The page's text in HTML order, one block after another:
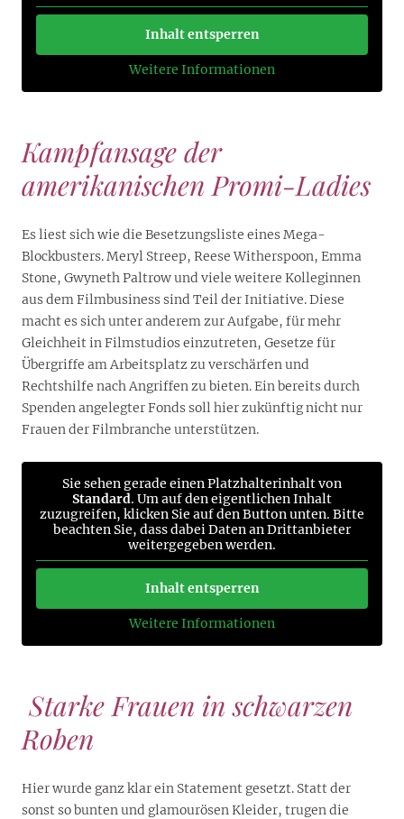
Inhalt entsperren
Weitere Informationen
Kampfansage der
amerikanischen Promi-Ladies
Es liest sich wie die Besetzungsliste eines Mega-
Blockbusters. Meryl Streep, Reese Witherspoon, Emma
Stone, Gwyneth Paltrow und viele weitere Kolleginnen
aus dem Filmbusiness sind Teil der Initiative. Diese
macht es sich unter anderem zur Aufgabe, für mehr
Gleichheit in Filmstudios einzutreten, Gesetze für
Übergriffe am Arbeitsplatz zu verschärfen und
Rechtshilfe nach Angriffen zu bieten. Ein bereits durch
Spenden angelegter Fonds soll hier zukünftig nicht nur
Frauen der Filmbranche unterstützen.
Sie sehen gerade einen Platzhalterinhalt von
Standard. Um auf den eigentlichen Inhalt
zuzugreifen, klicken Sie auf den Button unten. Bitte
beachten Sie, dass dabei Daten an Drittanbieter
weitergegeben werden.
Inhalt entsperren
Weitere Informationen
Starke Frauen in schwarzen
Roben
Hier wurde ganz klar ein Statement gesetzt. Statt der
sonst so bunten und glamourösen Kleider, trugen die